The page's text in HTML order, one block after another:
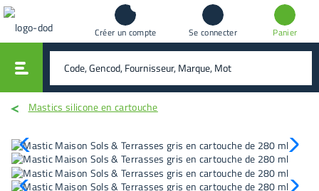
Créer un compte Se connecter Panier
rechercher
Mastics silicone en cartouche